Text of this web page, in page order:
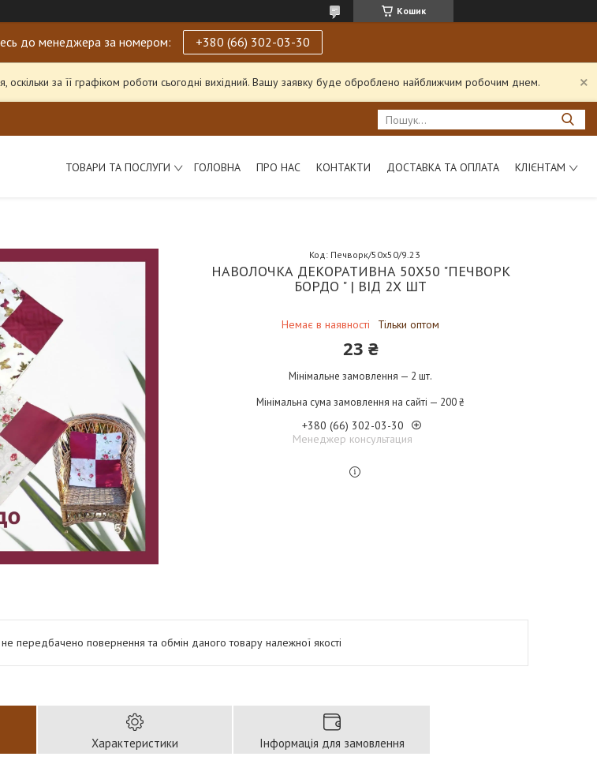
Кошик
до менеджера за номером: +380 (66) 302-03-30
за її графіком роботи сьогодні вихідний. Вашу заявку буде оброблено найближчим робочим днем.
ТОВАРИ ТА ПОСЛУГИ ГОЛОВНА ПРО НАС КОНТАКТИ ДОСТАВКА ТА ОПЛАТА КЛІЄНТАМ
НАВОЛОЧКА ДЕКОРАТИВНА 50Х50 "ПЕЧВОРК
БОРДО " | ВІД 2Х ШТ
Немає в наявності Тільки оптом
Код: Печворк/50х50/9.23
23 ₴
Мінімальне замовлення — 2 шт.
Мінімальна сума замовлення на сайті — 200 ₴
+380 (66) 302-03-30
Менеджер консультация
передбачено повернення та обмін даного товару належної якості
Характеристики Інформація для замовлення